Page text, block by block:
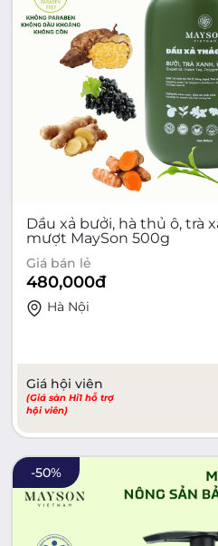
Dầu xả bưởi, hà thủ ô, trà
mượt MaySon 500g
Giá bán lẻ
480,000đ
Hà Nội
Giá hội viên
(Giá sàn Hi1 hỗ trợ
hội viên)
-50%